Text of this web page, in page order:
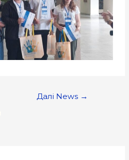
Далі News →